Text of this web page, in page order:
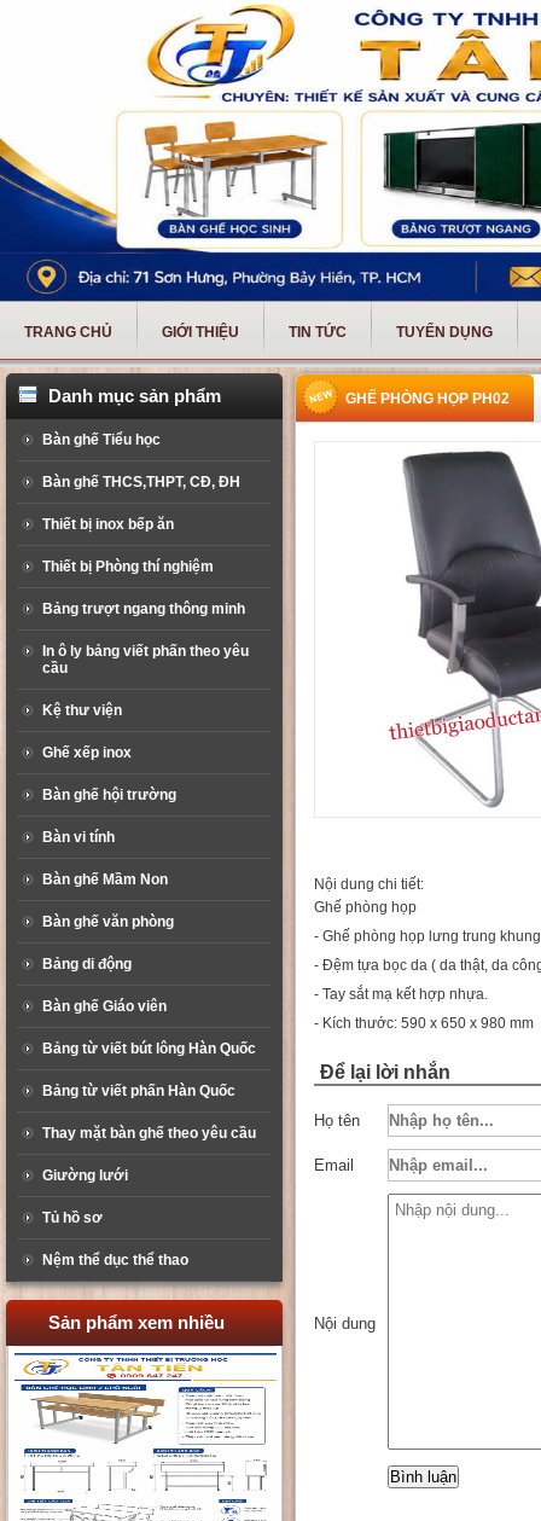
TRANG CHỦ GIỚI THIỆU TIN TỨC TUYỂN DỤNG
Danh mục sản phẩm
Bàn ghế Tiểu học
Bàn ghế THCS,THPT, CĐ, ĐH
Thiết bị inox bếp ăn
Thiết bị Phòng thí nghiệm
Bảng trượt ngang thông minh
In ô ly bảng viết phấn theo yêu
cầu
Kệ thư viện
Ghế xếp inox
Bàn ghế hội trường
Bàn vi tính
Bàn ghế Mầm Non
Bàn ghế văn phòng
Bảng di động
Bàn ghế Giáo viên
Bảng từ viết bút lông Hàn Quốc
Bảng từ viết phấn Hàn Quốc
Thay mặt bàn ghế theo yêu cầu
Giường lưới
Tủ hồ sơ
Nệm thể dục thể thao
Sản phẩm xem nhiều
GHẾ PHÒNG HỌP PH02
Nội dung chi tiết:
Ghế phòng họp
- Ghế phòng họp lưng trung
- Đệm tựa bọc da ( da thật, da
- Tay sắt mạ kết hợp nhựa.
- Kích thước: 590 x 650 x 980 mm
Để lại lời nhắn
Họ tên
Email
Nội dung